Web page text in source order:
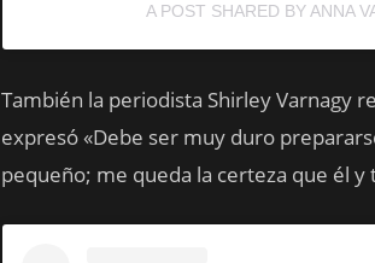
A POST SHARED BY ANNA
También la periodista Shirley Varnagy
expresó «Debe ser muy duro
pequeño; me queda la certeza que él